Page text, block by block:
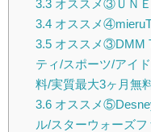
3.3オススメ③ＵＮＥ
3.4オススメ
3.5オススメ③DMM
ティ/スポーツ/アイ
料/実質最大3ヶ月無
3.6オススメ
ル/スターウォーズフ